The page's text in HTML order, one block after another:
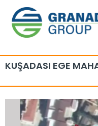
KUŞADASI EGE